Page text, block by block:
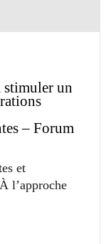
stimuler un
– Forum
et
l’approche